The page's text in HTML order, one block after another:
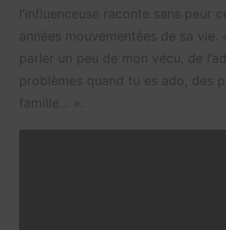
l’influenceuse raconte sans peur
années mouvementées de sa vie.
parler un peu de mon vécu, de
problèmes quand tu es ado, des
famille… ».